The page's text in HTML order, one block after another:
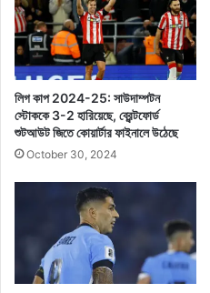
লিগ কাপ 2024-25: সাউদাম্পটন
স্টোককে 3-2 হারিয়েছে, ব্রেন্টফোর্ড
শুটআউট জিতে কোয়ার্টার ফাইনালে উঠেছে
October 30, 2024